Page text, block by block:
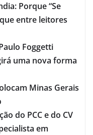
Porque “Se
entre leitores
Foggetti
uma nova forma
Minas Gerais
do PCC e do CV
em